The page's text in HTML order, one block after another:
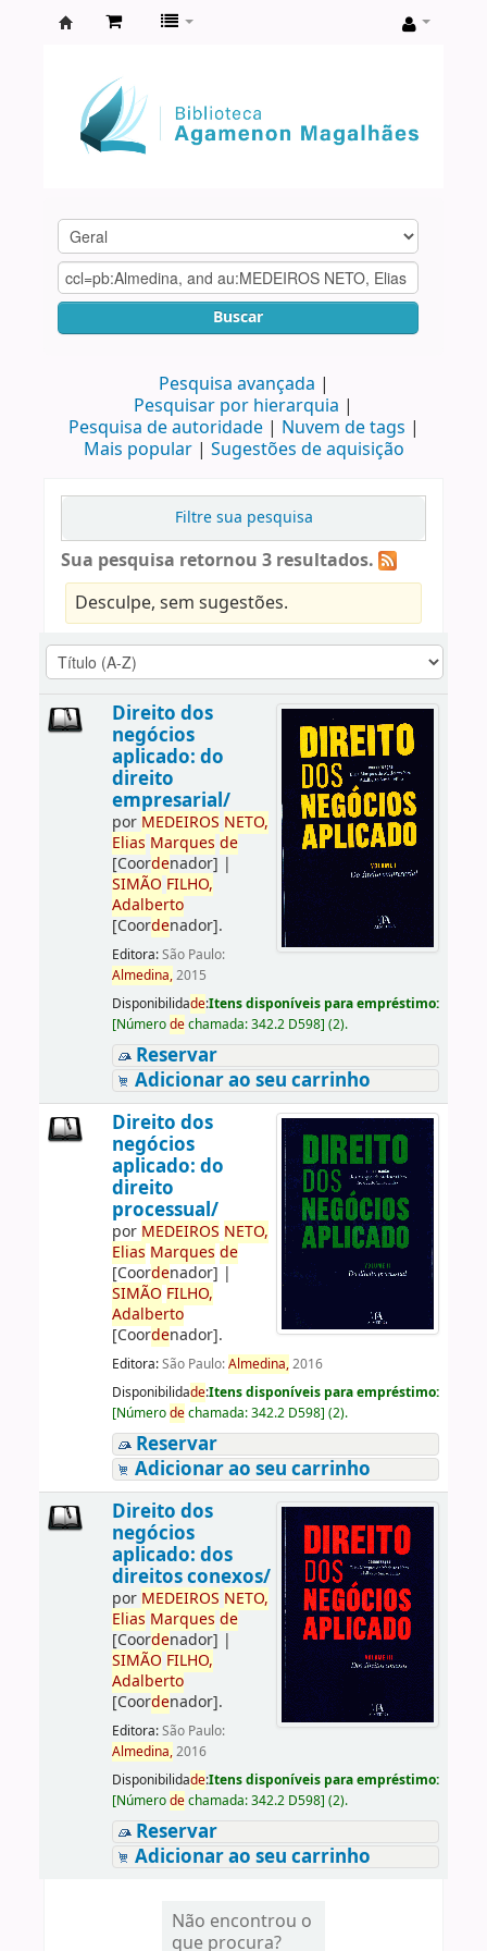
Agamenon
Magalhães
Buscar
Pesquisa avançada
Pesquisar por hierarquia
Pesquisa de autoridade
Nuvem de tags
Mais popular
Sugestões de aquisição
Filtre sua pesquisa
Sua pesquisa retornou 3 resultados.
Desculpe, sem sugestões.
Direito dos
negócios
aplicado: do
direito
empresarial/
por MEDEIROS NETO,
Elias Marques de
[Coordenador] |
SIMÃO FILHO,
Adalberto
[Coordenador].
Editora:São Paulo:
Almedina,2015
Disponibilidade:Itens disponíveis para empréstimo:
[Númerodechamada:342.2 D598] (2).
Reservar
Adicionar ao seu carrinho
Direito dos
negócios
aplicado: do
direito
processual/
por MEDEIROS NETO,
Elias Marques de
[Coordenador] |
SIMÃO FILHO,
Adalberto
[Coordenador].
Editora:São Paulo:Almedina,2016
Disponibilidade:Itens disponíveis para empréstimo:
[Númerodechamada:342.2 D598] (2).
Reservar
Adicionar ao seu carrinho
Direito dos
negócios
aplicado: dos
direitos conexos/
por MEDEIROS NETO,
Elias Marques de
[Coordenador] |
SIMÃO FILHO,
Adalberto
[Coordenador].
Editora:São Paulo:
Almedina,2016
Disponibilidade:Itens disponíveis para empréstimo:
[Númerodechamada:342.2 D598] (2).
Reservar
Adicionar ao seu carrinho
Não encontrou o
que procura?